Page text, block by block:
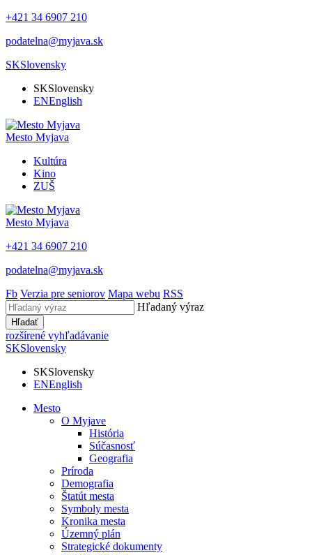
+421 34 6907 210
podatelna@myjava.sk
SKSlovensky
SKSlovensky
ENEnglish
Mesto Myjava
Kultúra
Kino
ZUŠ
Mesto Myjava
+421 34 6907 210
podatelna@myjava.sk
Fb Verzia pre seniorov Mapa webu RSS
Hľadaný výraz
Hľadať
rozšírené vyhľadávanie
SKSlovensky
SKSlovensky
ENEnglish
Mesto
O Myjave
História
Súčasnosť
Geografia
Príroda
Demografia
Štatút mesta
Symboly mesta
Kronika mesta
Územný plán
Strategické dokumenty